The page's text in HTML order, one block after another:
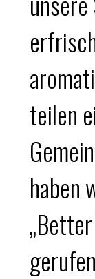
teilen
haben